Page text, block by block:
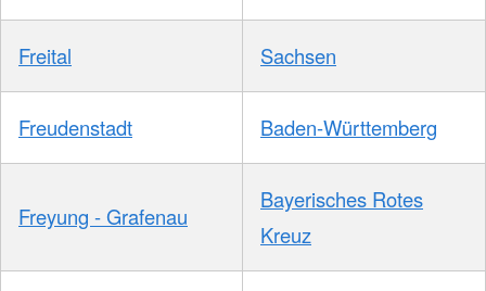
Freital Sachsen
Freudenstadt Baden-Württemberg
Freyung - Grafenau
Bayerisches Rotes
Kreuz